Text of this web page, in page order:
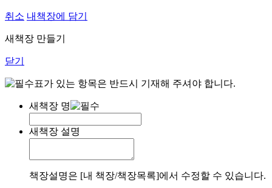
취소 내책장에 담기
새책장 만들기
닫기
표가 있는 항목은 반드시 기재해 주셔야 합니다.
새책장 명
새책장 설명
책장설명은 [내 책장/책장목록]에서 수정할 수 있습니다.